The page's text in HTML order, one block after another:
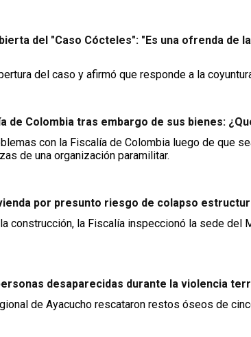
del "Caso Cócteles": "Es una ofrenda de
del caso y afirmó que responde a la
de Colombia tras embargo de sus bienes:
con la Fiscalía de Colombia luego de que
de una organización paramilitar.
por presunto riesgo de colapso
construcción, la Fiscalía inspeccionó la sede del
desaparecidas durante la violencia
de Ayacucho rescataron restos óseos de